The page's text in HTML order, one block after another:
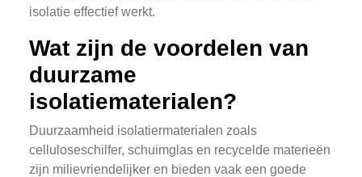
isolatie effectief werkt.
Wat zijn de voordelen van
duurzame
isolatiematerialen?
Duurzaamheid isolatiermaterialen zoals
celluloseschilfer, schuimglas en recycelde materieën
zijn milievriendelijker en bieden vaak een goede